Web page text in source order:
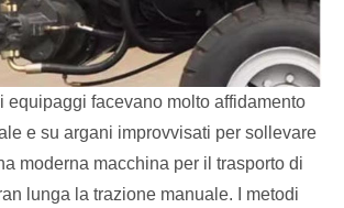
equipaggi facevano molto affidamento
e su argani improvvisati per sollevare
moderna macchina per il trasporto di
lunga la trazione manuale. I metodi